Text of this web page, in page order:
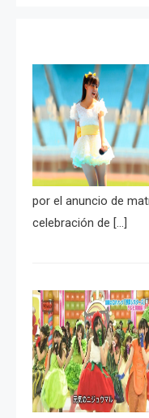
por el anuncio de
celebración de […]